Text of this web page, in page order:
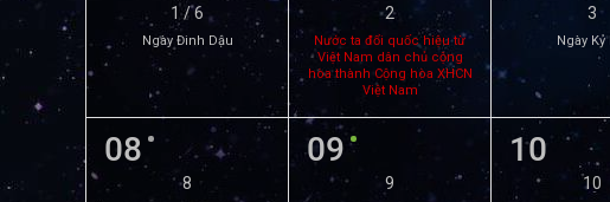
1 / 6
Ngày Đinh Dậu
2
Nước ta đổi quốc hiệu từ
Việt Nam dân chủ cộng
hòa thành Cộng hòa XHCN
Việt Nam
3
Ngày Kỷ
08
8
09
9
10
10